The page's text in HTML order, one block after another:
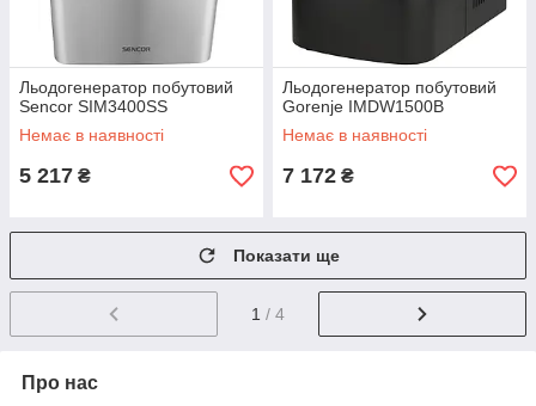
Льодогенератор побутовий
Sencor SIM3400SS
Немає в наявності
5 217 ₴
Льодогенератор побутовий
Gorenje IMDW1500B
Немає в наявності
7 172 ₴
Показати ще
1 / 4
Про нас